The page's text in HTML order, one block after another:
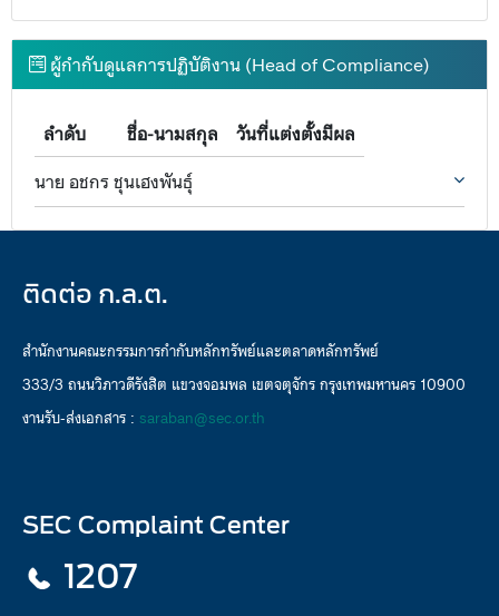
ผู้กำกับดูแลการปฏิบัติงาน (Head of Compliance)
ลำดับ ชื่อ-นามสกุล
วันที่แต่งตั้งมีผล
นาย อชกร ชุนเฮงพันธุ์
ติดต่อ ก.ล.ต.
สำนักงานคณะกรรมการกำกับหลักทรัพย์และตลาดหลักทรัพย์
333/3 ถนนวิภาวดีรังสิต แขวงจอมพล เขตจตุจักร กรุงเทพมหานคร 10900
งานรับ-ส่งเอกสาร : saraban@sec.or.th
SEC Complaint Center
1207